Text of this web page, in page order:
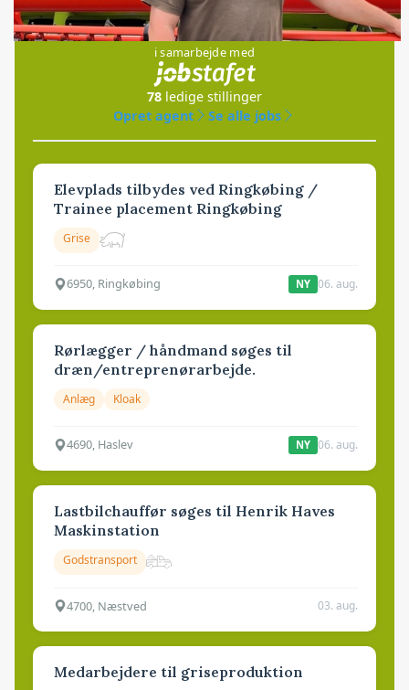
Jobs
i samarbejde med
78 ledige stillinger
Opret agent
Se alle jobs
Elevplads tilbydes ved Ringkøbing /
Trainee placement Ringkøbing
Grise
6950, Ringkøbing NY 06. aug.
Rørlægger / håndmand søges til
dræn/entreprenørarbejde.
Anlæg Kloak
4690, Haslev NY 06. aug.
Lastbilchauffør søges til Henrik Haves
Maskinstation
Godstransport
4700, Næstved 03. aug.
Medarbejdere til griseproduktion